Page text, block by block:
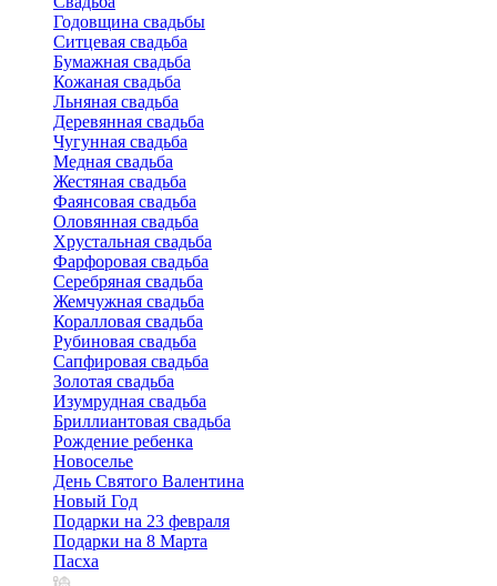
Годовщина свадьбы
Ситцевая свадьба
Бумажная свадьба
Кожаная свадьба
Льняная свадьба
Деревянная свадьба
Чугунная свадьба
Медная свадьба
Жестяная свадьба
Фаянсовая свадьба
Оловянная свадьба
Хрустальная свадьба
Фарфоровая свадьба
Серебряная свадьба
Жемчужная свадьба
Коралловая свадьба
Рубиновая свадьба
Сапфировая свадьба
Золотая свадьба
Изумрудная свадьба
Бриллиантовая свадьба
Рождение ребенка
Новоселье
День Святого Валентина
Новый Год
Подарки на 23 февраля
Подарки на 8 Марта
Пасха